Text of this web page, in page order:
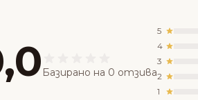
Базирано на 0 отзива
5
4
3
2
1